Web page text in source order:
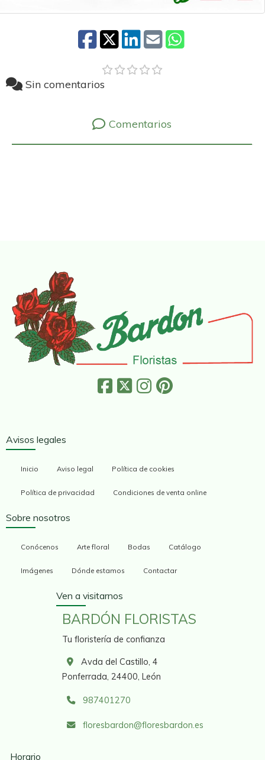
Sin comentarios
Comentarios
Avisos legales
Inicio Aviso legal Política de cookies
Política de privacidad Condiciones de venta online
Sobre nosotros
Conócenos Arte floral Bodas Catálogo
Imágenes Dónde estamos Contactar
Ven a visitarnos
BARDÓN FLORISTAS
Tu floristería de confianza
Avda del Castillo, 4
Ponferrada, 24400, León
987401270
floresbardon floresbardon.es
Horario